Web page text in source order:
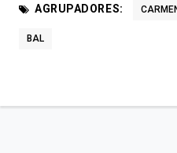
AGRUPADORES:
BAL